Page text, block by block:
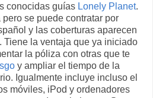
conocidas guías Lonely Planet.
se puede contratar por
y las coberturas aparecen
Tiene la ventaja que ya iniciado
la póliza con otras que te
y ampliar el tiempo de la
Igualmente incluye incluso el
móviles, iPod y ordenadores